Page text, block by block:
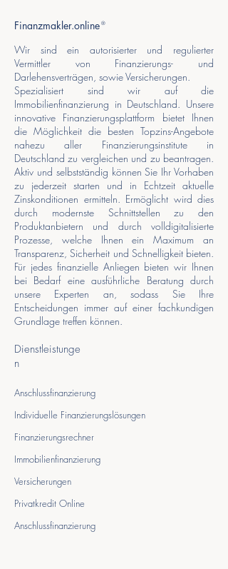
Finanzmakler.online ®
Wir sind ein autorisierter und regulierter
Vermittler von Finanzierungs- und
Darlehensverträgen, sowie Versicherungen.
Spezialisiert sind wir auf die
Immobilienfinanzierung in Deutschland. Unsere
innovative Finanzierungsplattform bietet Ihnen
die Möglichkeit die besten Topzins-Angebote
nahezu aller Finanzierungsinstitute in
Deutschland zu vergleichen und zu beantragen.
Aktiv und selbstständig können Sie Ihr Vorhaben
zu jederzeit starten und in Echtzeit aktuelle
Zinskonditionen ermitteln. Ermöglicht wird dies
durch modernste Schnittstellen zu den
Produktanbietern und durch volldigitalisierte
Prozesse, welche Ihnen ein Maximum an
Transparenz, Sicherheit und Schnelligkeit bieten.
Für jedes finanzielle Anliegen bieten wir Ihnen
bei Bedarf eine ausführliche Beratung durch
unsere Experten an, sodass Sie Ihre
Entscheidungen immer auf einer fachkundigen
Grundlage treffen können.
Dienstleistunge
n
Anschlussfinanzierung
Individuelle Finanzierungslösungen
Finanzierungsrechner
Immobilienfinanzierung
Versicherungen
Privatkredit Online
Anschlussfinanzierung